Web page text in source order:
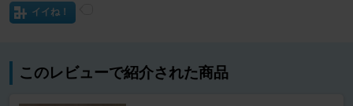
イイね！
このレビューで紹介された商品